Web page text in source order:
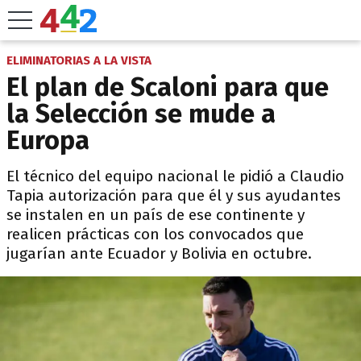
ELIMINATORIAS A LA VISTA
El plan de Scaloni para que
la Selección se mude a
Europa
El técnico del equipo nacional le pidió a Claudio
Tapia autorización para que él y sus ayudantes
se instalen en un país de ese continente y
realicen prácticas con los convocados que
jugarían ante Ecuador y Bolivia en octubre.